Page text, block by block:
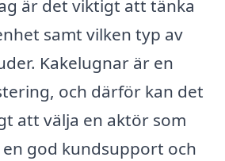
är det viktigt att tänka
samt vilken typ av
Kakelugnar är en
och därför kan det
att välja en aktör som
god kundsupport och